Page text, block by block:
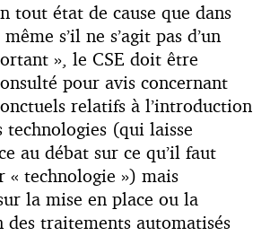
tout état de cause que dans
s’il ne s’agit pas d’un
», le CSE doit être
pour avis concernant
relatifs à l’introduction
technologies (qui laisse
au débat sur ce qu’il faut
« technologie ») mais
la mise en place ou la
traitements automatisés